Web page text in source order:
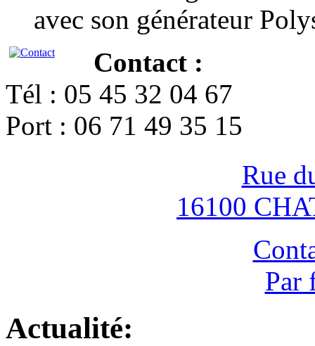
avec son générateur
Contact :
Tél : 05 45 32 04 67
Port : 06 71 49 35 15
Rue
16100
Par
Actualité: